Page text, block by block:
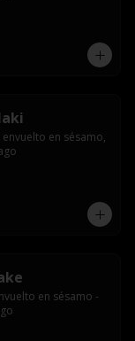
en sésamo,
en sésamo -